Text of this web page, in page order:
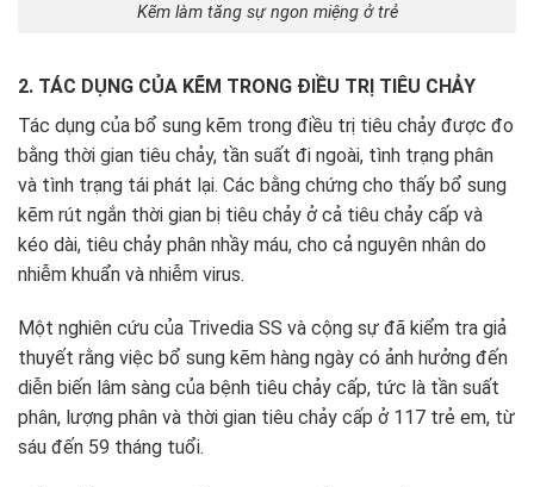
Kẽm làm tăng sự ngon miệng ở trẻ
2. TÁC DỤNG CỦA KẼM TRONG ĐIỀU TRỊ TIÊU CHẢY
Tác dụng của bổ sung kẽm trong điều trị tiêu chảy được đo
bằng thời gian tiêu chảy, tần suất đi ngoài, tình trạng phân
và tình trạng tái phát lại. Các bằng chứng cho thấy bổ sung
kẽm rút ngắn thời gian bị tiêu chảy ở cả tiêu chảy cấp và
kéo dài, tiêu chảy phân nhầy máu, cho cả nguyên nhân do
nhiễm khuẩn và nhiễm virus.
Một nghiên cứu của Trivedia SS và cộng sự đã kiểm tra giả
thuyết rằng việc bổ sung kẽm hàng ngày có ảnh hưởng đến
diễn biến lâm sàng của bệnh tiêu chảy cấp, tức là tần suất
phân, lượng phân và thời gian tiêu chảy cấp ở 117 trẻ em, từ
sáu đến 59 tháng tuổi.